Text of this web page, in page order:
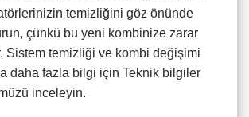
temizliğini göz önünde
çünkü bu yeni kombinize zarar
Sistem temizliği ve kombi değişimi
daha fazla bilgi için Teknik bilgiler
inceleyin.